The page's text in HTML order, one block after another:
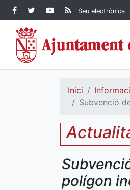
Contingut principal
Facebook Ajuntament de
Dénia
Twitter Ajuntament de
Dénia
YouTube
de Dénia
RSS Actualitat
Ajuntament
Seu electrònica
Inici
Subvenció
polígon